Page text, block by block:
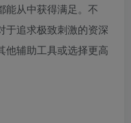
能从中获得满足。不
于追求极致刺激的资深
他辅助工具或选择更高